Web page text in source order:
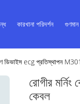
কারখানা পরিদর্শন গুণমান
ডিভাইস ecg প্রতিস্থাপন
রোগীর
কেবল